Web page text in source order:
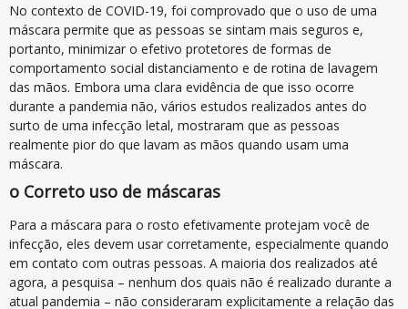
No contexto de COVID-19, foi comprovado que o uso de uma
máscara permite que as pessoas se sintam mais seguros e,
portanto, minimizar o efetivo protetores de formas de
comportamento social distanciamento e de rotina de lavagem
das mãos. Embora uma clara evidência de que isso ocorre
durante a pandemia não, vários estudos realizados antes do
surto de uma infecção letal, mostraram que as pessoas
realmente pior do que lavam as mãos quando usam uma
máscara.
o Correto uso de máscaras
Para a máscara para o rosto efetivamente protejam você de
infecção, eles devem usar corretamente, especialmente quando
em contato com outras pessoas. A maioria dos realizados até
agora, a pesquisa – nenhum dos quais não é realizado durante a
atual pandemia – não consideraram explicitamente a relação das